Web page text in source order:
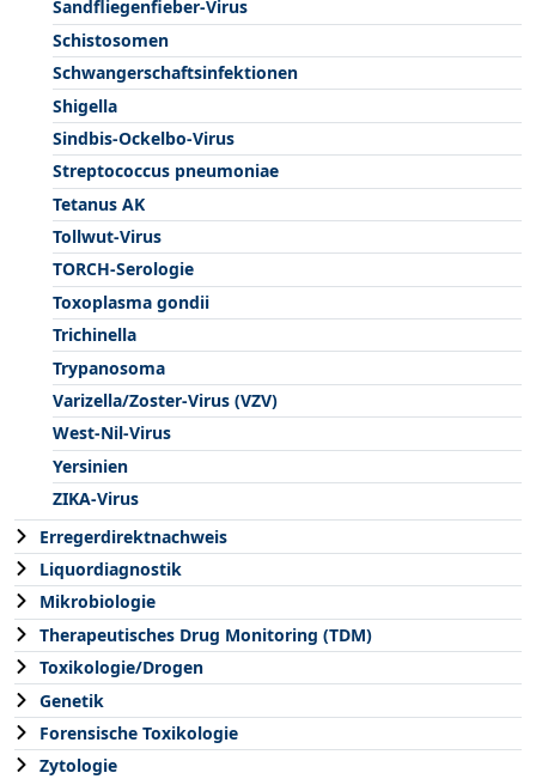
Sandfliegenfieber-Virus
Schistosomen
Schwangerschaftsinfektionen
Shigella
Sindbis-Ockelbo-Virus
Streptococcus pneumoniae
Tetanus AK
Tollwut-Virus
TORCH-Serologie
Toxoplasma gondii
Trichinella
Trypanosoma
Varizella/Zoster-Virus (VZV)
West-Nil-Virus
Yersinien
ZIKA-Virus
Erregerdirektnachweis
Liquordiagnostik
Mikrobiologie
Therapeutisches Drug Monitoring (TDM)
Toxikologie/Drogen
Genetik
Forensische Toxikologie
Zytologie